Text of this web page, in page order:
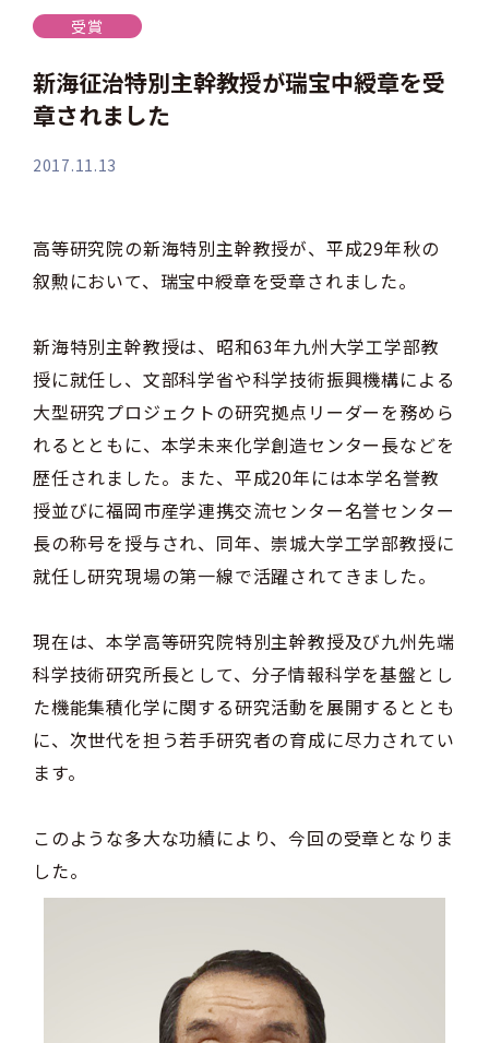
受賞
新海征治特別主幹教授が瑞宝中綬章を受
章されました
2017.11.13
高等研究院の新海特別主幹教授が、平成29年秋の
叙勲において、瑞宝中綬章を受章されました。
新海特別主幹教授は、昭和63年九州大学工学部教
授に就任し、文部科学省や科学技術振興機構による
大型研究プロジェクトの研究拠点リーダーを務めら
れるとともに、本学未来化学創造センター長などを
歴任されました。また、平成20年には本学名誉教
授並びに福岡市産学連携交流センター名誉センター
長の称号を授与され、同年、崇城大学工学部教授に
就任し研究現場の第一線で活躍されてきました。
現在は、本学高等研究院特別主幹教授及び九州先端
科学技術研究所長として、分子情報科学を基盤とし
た機能集積化学に関する研究活動を展開するととも
に、次世代を担う若手研究者の育成に尽力されてい
ます。
このような多大な功績により、今回の受章となりま
した。